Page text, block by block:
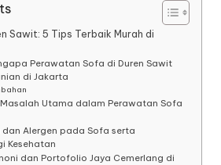
Sawit: 5 Tips Terbaik Murah di
Perawatan Sofa di Duren Sawit
di Jakarta
Utama dalam Perawatan Sofa
dan Alergen pada Sofa serta
Kesehatan
dan Portofolio Jaya Cemerlang di